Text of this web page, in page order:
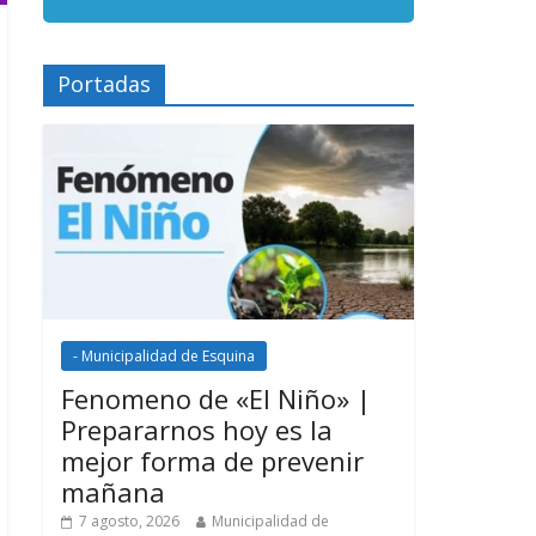
Portadas
- Municipalidad de Esquina
Fenomeno de «El Niño» |
Prepararnos hoy es la
mejor forma de prevenir
mañana
7 agosto, 2026 Municipalidad de